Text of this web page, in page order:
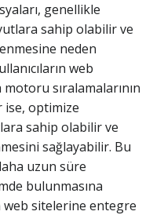
genellikle
sahip olabilir ve
neden
web
sıralamalarının
ise, optimize
sahip olabilir ve
sağlayabilir. Bu
uzun süre
bulunmasına
web sitelerine entegre